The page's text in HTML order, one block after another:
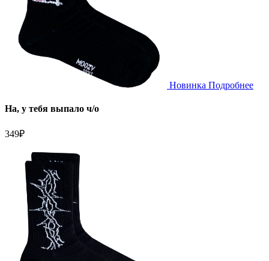
Новинка Подробнее
На, у тебя выпало ч/о
349₽